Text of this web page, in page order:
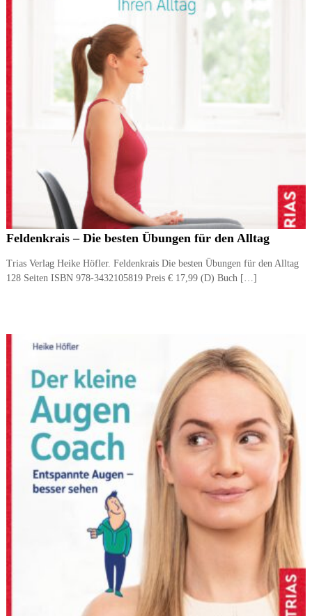
Feldenkrais – Die besten Übungen für den Alltag
Trias Verlag Heike Höfler. Feldenkrais Die besten Übungen für den Alltag
128 Seiten ISBN 978-3432105819 Preis € 17,99 (D) Buch […]